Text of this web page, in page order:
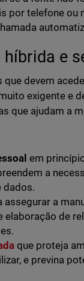
por telefone ou
e
devem
exigente e
que ajudam a
em
a
dados.
assegurar a
de
que proteja
e previna